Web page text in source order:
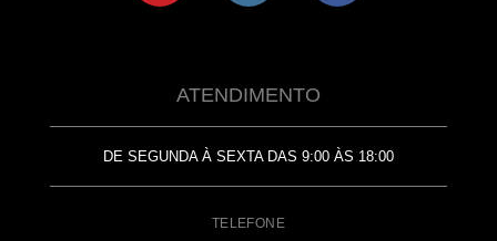
ATENDIMENTO
DE SEGUNDA À SEXTA DAS 9:00 ÀS 18:00
TELEFONE